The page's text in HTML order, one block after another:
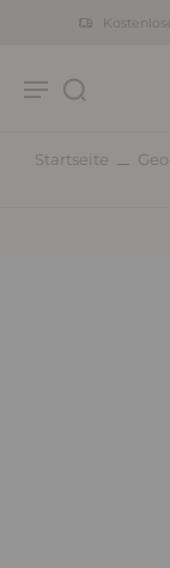
Startseite